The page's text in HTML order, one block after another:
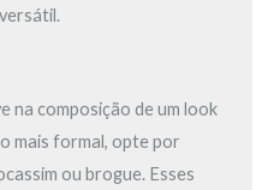
na composição de um look
mais formal, opte por
ou brogue. Esses